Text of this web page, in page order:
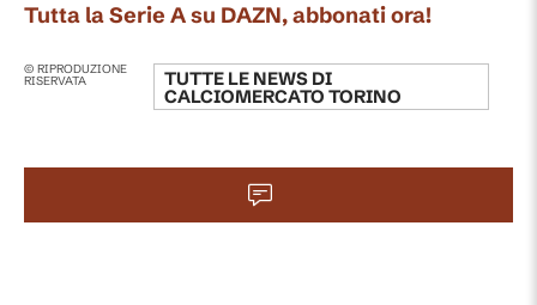
Tutta la Serie A su DAZN, abbonati ora!
© RIPRODUZIONE
RISERVATA TUTTE LE NEWS DI
CALCIOMERCATO TORINO